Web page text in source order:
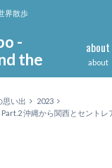
-
the
界散歩
about
about
思い出
2023
Part.2 沖縄から関西とセント